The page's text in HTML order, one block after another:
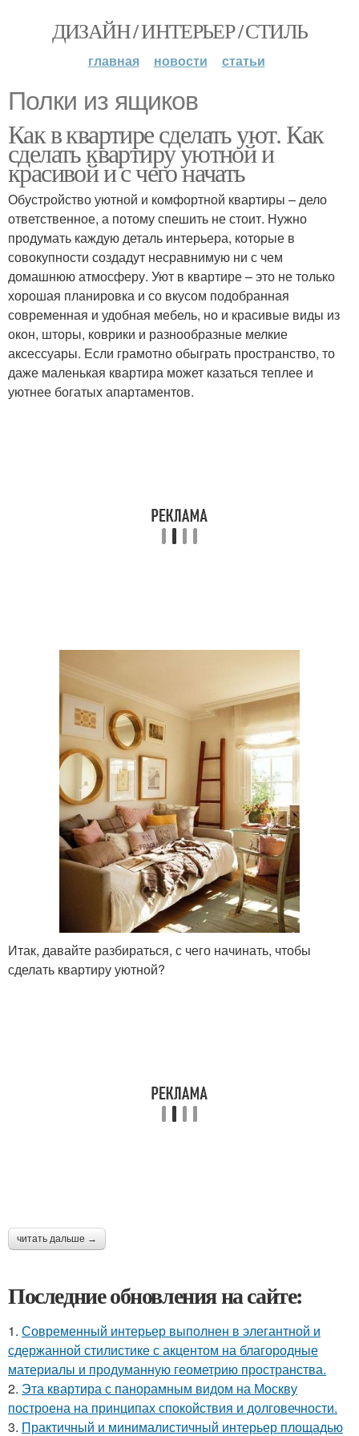
ДИЗАЙН / ИНТЕРЬЕР / СТИЛЬ
главная новости статьи
Полки из ящиков
Как в квартире сделать уют. Как
сделать квартиру уютной и
красивой и с чего начать
Обустройство уютной и комфортной квартиры – дело
ответственное, а потому спешить не стоит. Нужно
продумать каждую деталь интерьера, которые в
совокупности создадут несравнимую ни с чем
домашнюю атмосферу. Уют в квартире – это не только
хорошая планировка и со вкусом подобранная
современная и удобная мебель, но и красивые виды из
окон, шторы, коврики и разнообразные мелкие
аксессуары. Если грамотно обыграть пространство, то
даже маленькая квартира может казаться теплее и
уютнее богатых апартаментов.
Итак, давайте разбираться, с чего начинать, чтобы
сделать квартиру уютной?
читать дальше →
Последние обновления на сайте:
1. Современный интерьер выполнен в элегантной и
сдержанной стилистике с акцентом на благородные
материалы и продуманную геометрию пространства.
2. Эта квартира с панорамным видом на Москву
построена на принципах спокойствия и долговечности.
3. Практичный и минималистичный интерьер площадью